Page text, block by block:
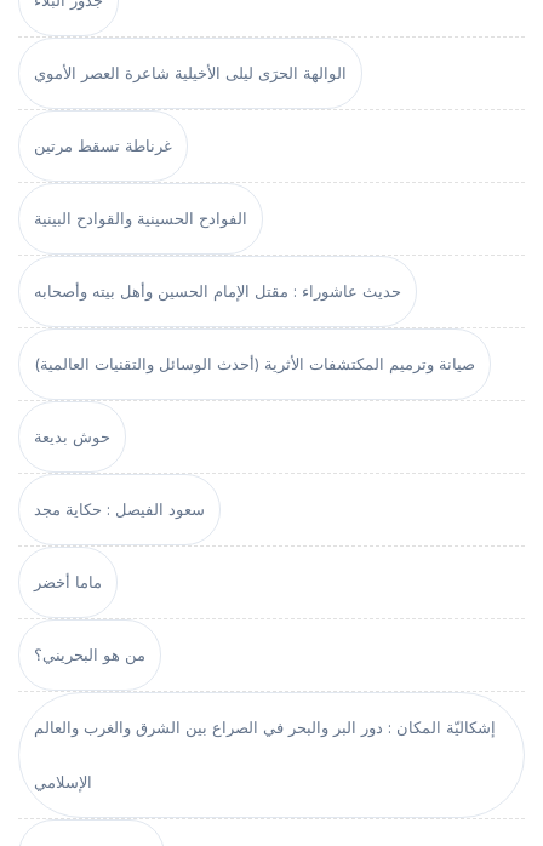
الوالهة الحرَى ليلى الأخيلية شاعرة العصر الأموي
غرناطة تسقط مرتين
الفوادح الحسينية والقوادح البينية
حديث عاشوراء : مقتل الإمام الحسين وأهل بيته وأصحابه
صيانة وترميم المكتشفات الأثرية (أحدث الوسائل والتقنيات العالمية)
حوش بديعة
سعود الفيصل : حكاية مجد
ماما أخضر
من هو البحريني؟
إشكاليّة المكان : دور البر والبحر في الصراع بين الشرق والغرب والعالم
الإسلامي